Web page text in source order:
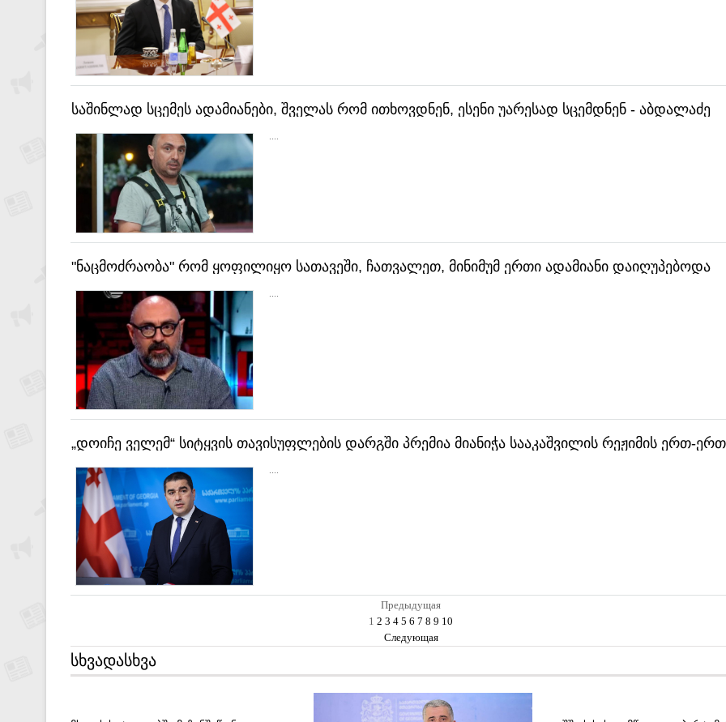
საშინლად სცემეს ადამიანები, შველას რომ ითხოვდნენ, ესენი უარესად სცემდნენ - აბდალაძე
"ნაცმოძრაობა" რომ ყოფილიყო სათავეში, ჩათვალეთ, მინიმუმ ერთი ადამიანი დაიღუპებოდა
დღეში - აბდალაძე
....
„დოიჩე ველემ“ სიტყვის თავისუფლების დარგში პრემია მიანიჭა სააკაშვილის რეჟიმის ერთ-ერთ
მთავარ შემოქმედს - კინწურაშვილს
Предыдущая
1 2 3 4 5 6 7 8 9 10
Следующая
ᲡᲮᲕᲐᲓᲐᲡᲮᲕᲐ